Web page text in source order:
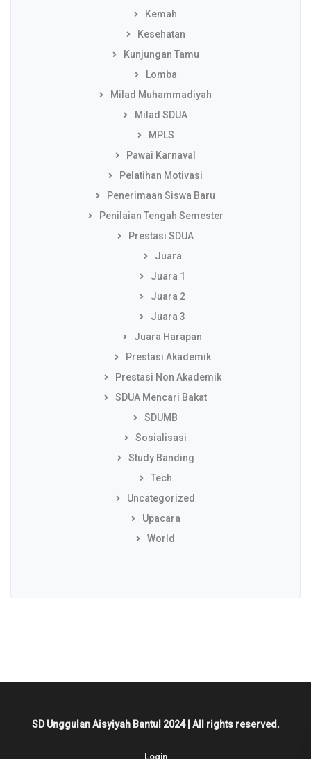
Kemah
Kesehatan
Kunjungan Tamu
Lomba
Milad Muhammadiyah
Milad SDUA
MPLS
Pawai Karnaval
Pelatihan Motivasi
Penerimaan Siswa Baru
Penilaian Tengah Semester
Prestasi SDUA
Juara
Juara 1
Juara 2
Juara 3
Juara Harapan
Prestasi Akademik
Prestasi Non Akademik
SDUA Mencari Bakat
SDUMB
Sosialisasi
Study Banding
Tech
Uncategorized
Upacara
World
SD Unggulan Aisyiyah Bantul 2024 | All rights reserved.
Login